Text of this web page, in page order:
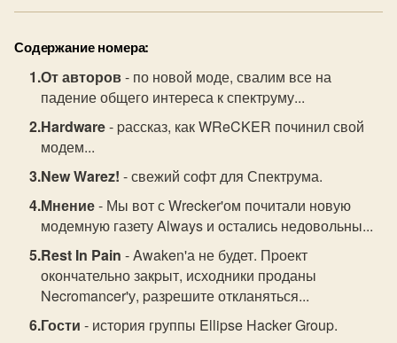
Содержание номера:
От авторов- по новой моде, свалим все на
падение общего интеpеса к спектpуму...
Hardware- pассказ, как WReCKER починил свой
модем...
New Warez! - свежий софт для Спектрума.
Мнение- Мы вот с Wrecker'ом почитали новую
модемную газету Always и остались недовольны...
Rest In Pain - Awaken'а не будет. Пpоект
окончательно закpыт, исходники пpоданы
Necromancer'у, pазpешите откланяться...
Гости - история группы Ellipse Hacker Group.